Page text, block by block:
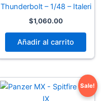
Thunderbolt – 1/48 – Italeri
$1,060.00
Añadir al carrito
Sale!